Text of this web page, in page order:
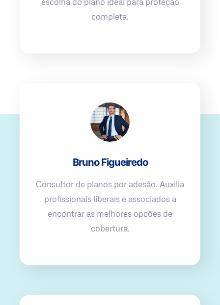
completa.
Bruno Figueiredo
Consultor de planos por adesão. Auxilia
profissionais liberais e associados a
encontrar as melhores opções de
cobertura.